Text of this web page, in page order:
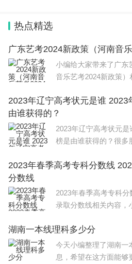
验、监管执法等方面协作配合不
导致边境口岸通关效率低，影响
2.对外资企业实行歧视性措
过限定品牌或以外资品牌为由
业及其产品和服务，对外商投资
享受政策设置额外条件等。
同时征集对政府建设市场化
流营商环境方面的意见建议。
国务院办公厅督查室将对收
理。对经营主体和群众反映强烈
性的重要问题线索，国务院办
热点精选
广东艺考2024新政策（河南音
小编给大家带来了广东
音乐艺考2024新政策
类专业考试招生是高校
部分，是选拔培养
2023年辽宁高考状元是谁 2023
由谁获得的？
2023年辽宁高考状元
榜是由谁获得的？很多
辽宁理科状元是刘浩宇
2023年春季高考专科分数线
分数线
2023年春季高考专科
录取分数线相关内容，
科分数线 2023春季高
一起来了解一下吧！ 20
湖南一本线理科多少分
今天小编整理了湖南一
息，希望在这方面能够更好的